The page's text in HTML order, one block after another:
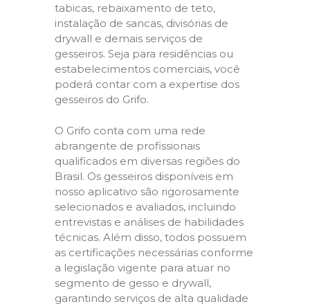
tabicas, rebaixamento de teto,
instalação de sancas, divisórias de
drywall e demais serviços de
gesseiros. Seja para residências ou
estabelecimentos comerciais, você
poderá contar com a expertise dos
gesseiros do Grifo.
O Grifo conta com uma rede
abrangente de profissionais
qualificados em diversas regiões do
Brasil. Os gesseiros disponíveis em
nosso aplicativo são rigorosamente
selecionados e avaliados, incluindo
entrevistas e análises de habilidades
técnicas. Além disso, todos possuem
as certificações necessárias conforme
a legislação vigente para atuar no
segmento de gesso e drywall,
garantindo serviços de alta qualidade